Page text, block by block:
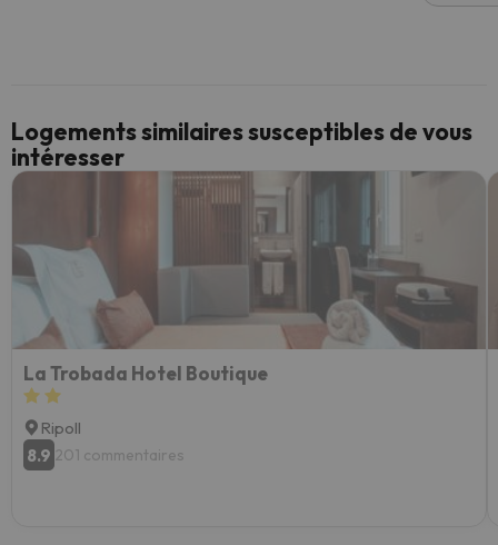
Logements similaires susceptibles de vous
intéresser
La Trobada Hotel Boutique
Ripoll
8.9 201 commentaires